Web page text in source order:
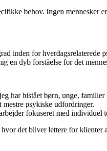
behov. Ingen
inden for
en dyb forståelse for det
har bistået børn, unge,
psykiske udfordringer.
fokuseret med individuel
det bliver lettere for klienter